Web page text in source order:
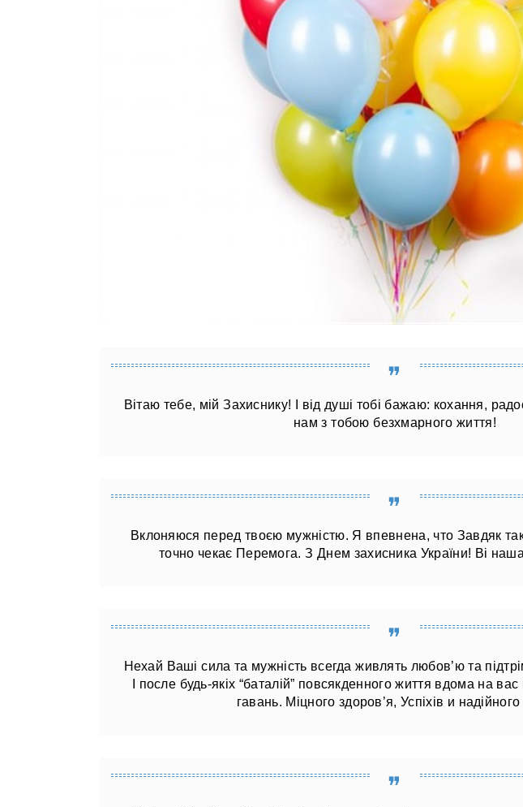
Вітаю тебе, мій Захиснику! І від душі тобі бажаю: кохання,
нам з тобою безхмарного життя!
Вклоняюся перед твоєю мужністю. Я впевнена, что Завдяк
точно чекає Перемога. З Днем захисника України! Ві наша
Нехай Ваші сила та мужність всегда живлять любов’ю та
І после будь-якіх “баталій” повсякденного життя вдома на
гавань. Міцного здоров’я, Успіхів и надійного